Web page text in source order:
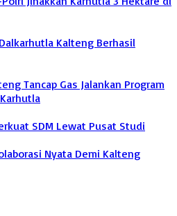
Kalteng Berhasil
Tancap Gas Jalankan Program
SDM Lewat Pusat Studi
Nyata Demi Kalteng